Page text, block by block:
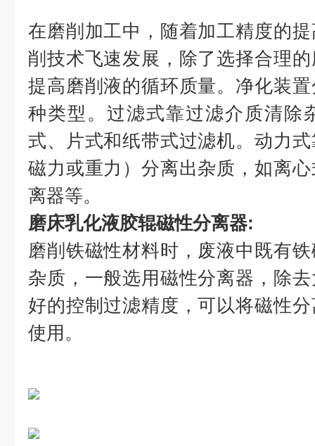
在磨削加工中，随着加工精度的
削技术飞速发展，除了选择合理
提高磨削液的循环质量。净化装
种类型。过滤式靠过滤介质清除
式、片式和纸带式过滤机。动力
磁力或重力）分离出杂质，如离
离器等。
磨床乳化液胶辊磁性分离器:
磨削铁磁性材料时，废液中既有
杂质，一般选用磁性分离器，除
好的控制过滤精度，可以将磁性
使用。